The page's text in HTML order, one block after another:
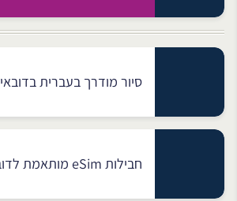
סיור מודרך בעברית בדובאי
חבילות eSim מותאמת לדובאי